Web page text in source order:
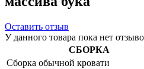
Оставить отзыв
У данного товара пока нет
СБОРКА
Сборка обычной кровати